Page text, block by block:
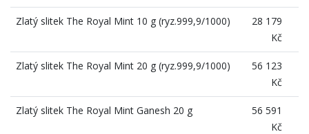
Zlatý slitek The Royal Mint 10 g (ryz.999,9/1000)
28 179
Kč
Zlatý slitek The Royal Mint 20 g (ryz.999,9/1000)
56 123
Kč
Zlatý slitek The Royal Mint Ganesh 20 g
56 591
Kč